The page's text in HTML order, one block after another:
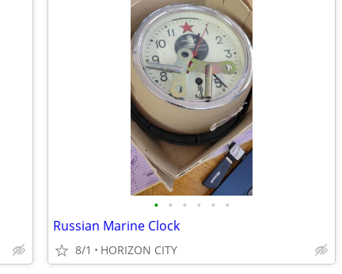
• • • • • •
Russian Marine Clock
8/1 HORIZON CITY